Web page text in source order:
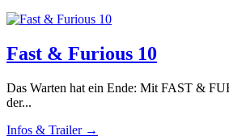
Fast & Furious 10
Das Warten hat ein Ende: Mit FAST &
der...
Infos & Trailer →